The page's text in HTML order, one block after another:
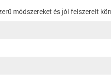
módszereket és jól felszerelt